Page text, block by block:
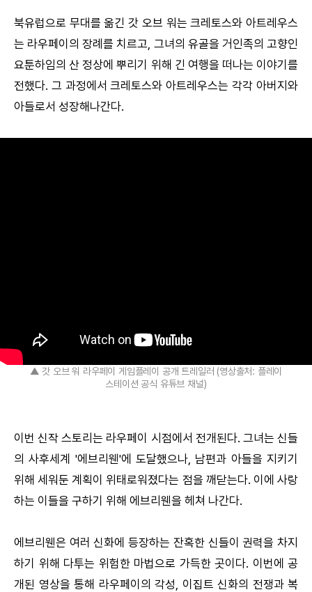
북유럽으로 무대를 옮긴 갓 오브 워는 크레토스와 아트레우스
는 라우페이의 장례를 치르고, 그녀의 유골을 거인족의 고향인
요툰하임의 산 정상에 뿌리기 위해 긴 여행을 떠나는 이야기를
전했다. 그 과정에서 크레토스와 아트레우스는 각각 아버지와
아들로서 성장해나간다.
▲ 갓 오브 워 라우페이 게임플레이 공개 트레일러 (영상출처: 플레이
스테이션 공식 유튜브 채널)
이번 신작 스토리는 라우페이 시점에서 전개된다. 그녀는 신들
의 사후세계 '에브리웬'에 도달했으나, 남편과 아들을 지키기
위해 세워둔 계획이 위태로워졌다는 점을 깨닫는다. 이에 사랑
하는 이들을 구하기 위해 에브리웬을 헤쳐 나간다.
에브리웬은 여러 신화에 등장하는 잔혹한 신들이 권력을 차지
하기 위해 다투는 위험한 마법으로 가득한 곳이다. 이번에 공
개된 영상을 통해 라우페이의 각성, 이집트 신화의 전쟁과 복